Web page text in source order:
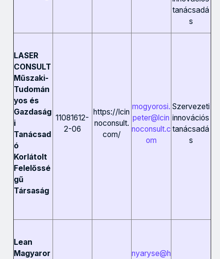
tanácsadá
s
LASER
CONSULT
Műszaki-
Tudomán
yos és
Gazdaság
i
Tanácsad
ó
Korlátolt
Felelőssé
gű
Társaság
11081612-
2-06
https://lcin
noconsult.
com/
mogyorosi.
peter@lcin
noconsult.c
om
Szervezeti
innovációs
tanácsadá
s
Lean
Magyaror
nyaryse@h